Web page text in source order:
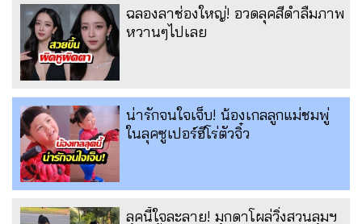
ฉลองลาช่องใหญ่! อวดลุคสีดำลืมภาพ
หวานๆไปเลย
น่ารักจนใจเจ็บ! น้องเกลลูกแม่ชมพู่
ในลุคซูเปอร์ฮีโร่ตัวจิ๋ว
ลุคนี้ใจละลาย! มุกดาโผล่วิ่งสวนลุมฯ